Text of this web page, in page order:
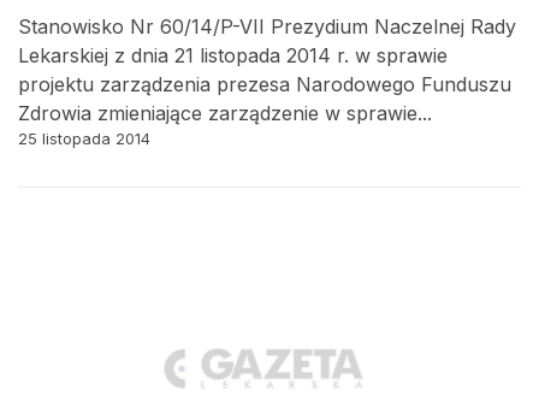
Stanowisko Nr 60/14/P-VII Prezydium Naczelnej Rady
Lekarskiej z dnia 21 listopada 2014 r. w sprawie
projektu zarządzenia prezesa Narodowego Funduszu
Zdrowia zmieniające zarządzenie w sprawie...
25 listopada 2014